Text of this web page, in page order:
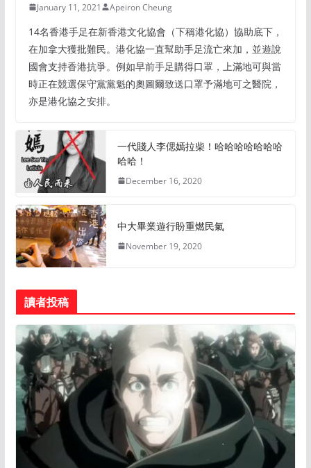
January 11, 2021 Apeiron Cheung
14名香港手足在新香港文化協會（下稱港化協）協助底下，
在加拿大獲批難民。港化協一直幫助手足流亡來加，並遊說
國會支持香港抗爭。例如早前手足購得口罩，上滿地可與當
時正在競選保守黨黨魁的奧圖爾致送口罩予滿地可之醫院，
亦是港化協之安排。
一代賤人李偲嫣拉柴！哈哈哈哈哈哈哈
哈哈！
December 16, 2020
中大畢業遊行盼重燃民氣
November 19, 2020
讀者投稿